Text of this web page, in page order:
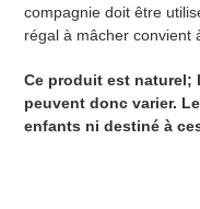
compagnie doit être
régal à mâcher convient
Ce produit est naturel;
peuvent donc varier.
enfants ni destiné à